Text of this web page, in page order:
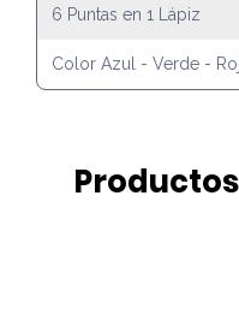
6 Puntas en 1 Lápiz
Color Azul - Verde -